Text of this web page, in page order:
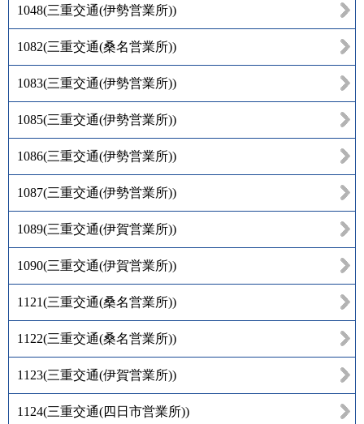
1048(三重交通(伊勢営業所))
1082(三重交通(桑名営業所))
1083(三重交通(伊勢営業所))
1085(三重交通(伊勢営業所))
1086(三重交通(伊勢営業所))
1087(三重交通(伊勢営業所))
1089(三重交通(伊賀営業所))
1090(三重交通(伊賀営業所))
1121(三重交通(桑名営業所))
1122(三重交通(桑名営業所))
1123(三重交通(伊賀営業所))
1124(三重交通(四日市営業所))